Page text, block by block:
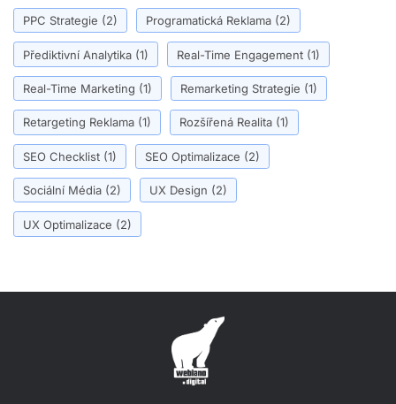
PPC Strategie (2) Programatická Reklama (2)
Přediktivní Analytika (1) Real-Time Engagement (1)
Real-Time Marketing (1) Remarketing Strategie (1)
Retargeting Reklama (1) Rozšířená Realita (1)
SEO Checklist (1) SEO Optimalizace (2)
Sociální Média (2) UX Design (2)
UX Optimalizace (2)